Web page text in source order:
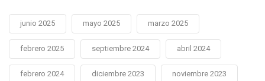
junio 2025 mayo 2025 marzo 2025
febrero 2025 septiembre 2024 abril 2024
febrero 2024 diciembre 2023 noviembre 2023